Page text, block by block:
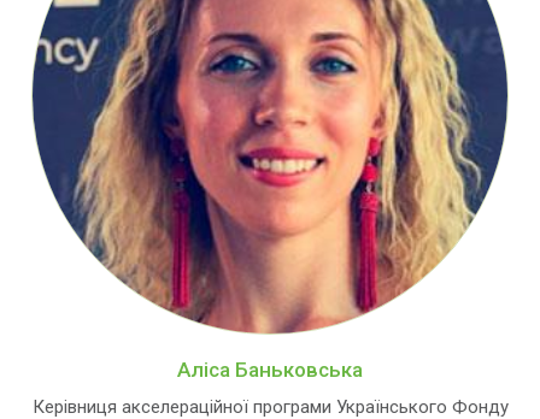
Аліса Баньковська
Керівниця акселераційної програми Українського Фонду